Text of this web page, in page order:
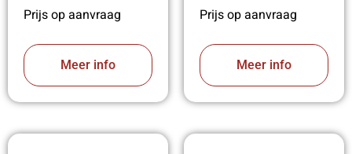
Prijs op aanvraag
Meer info
Prijs op aanvraag
Meer info